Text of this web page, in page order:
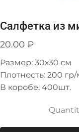
Салфетка из
20.00 ₽
Размер: 30х30 см
Плотность: 200 гр/
В коробе: 400шт.